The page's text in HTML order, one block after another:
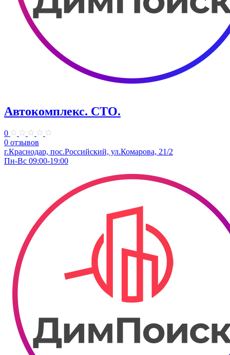
Автокомплекс. СТО.
0
0 отзывов
г.Краснодар, пос.Российский, ул.Комарова, 21/2
Пн-Вс 09:00-19:00